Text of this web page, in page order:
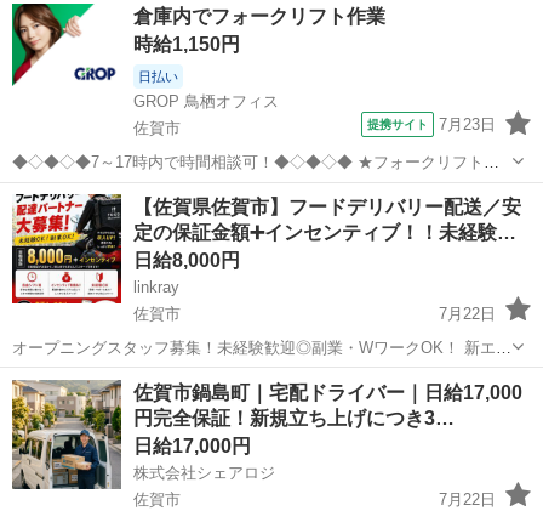
しやすい！ ーーーーーーーーーーーーーーーーーーーーーー (雇入れ
直後) ＜具体的なお...
佐賀 鳥栖市 ドライバー
倉庫内でフォークリフト作業
時給1,150円
日払い
GROP 鳥栖オフィス
佐賀市
提携サイト 7月23日
◆◇◆◇◆7～17時内で時間相談可！◆◇◆◇◆ ★フォークリフトの
有資格者の募集です！ ★休憩はお昼の1時間の他に、 午前・午後に
も各15分ずつあります。 −−−−−−−−−−−−−−−−−−−−−−−− (雇入れ直...
佐賀 佐賀市 ドライバー
【佐賀県佐賀市】フードデリバリー配送／安
定の保証金額➕インセンティブ！！未経験…
日給8,000円
linkray
佐賀市
7月22日
オープニングスタッフ募集！未経験歓迎◎副業・WワークOK！ 新エリ
アオープンにつき、配送スタッフを募集します！ アプリで注文された
飲食店の商品を受け取り、お客様へお届けするシンプルなお仕事で
す。 【仕事内容...
佐賀 佐賀市 ドライバー スタッフ
佐賀市鍋島町｜宅配ドライバー｜日給17,000
円完全保証！新規立ち上げにつき3…
日給17,000円
株式会社シェアロジ
佐賀市
7月22日